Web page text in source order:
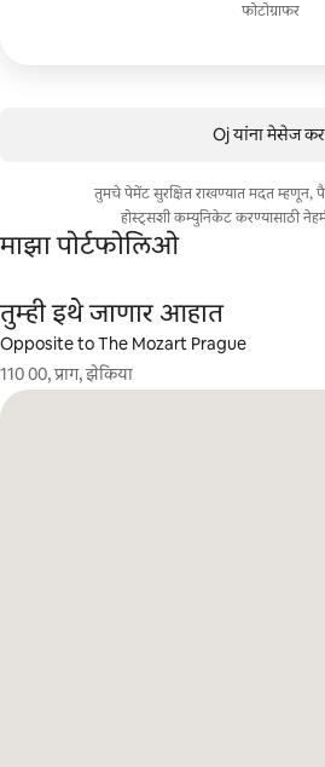
फोटोग्राफर
Oj यांना मेसेज
तुमचे पेमेंट सुरक्षित राखण्यात मदत म्हणून,
होस्ट्सशी कम्युनिकेट करण्यासाठी
माझा पोर्टफोलिओ
तुम्ही इथे जाणार आहात
Opposite to The Mozart Prague
110 00, प्राग, झेकिया